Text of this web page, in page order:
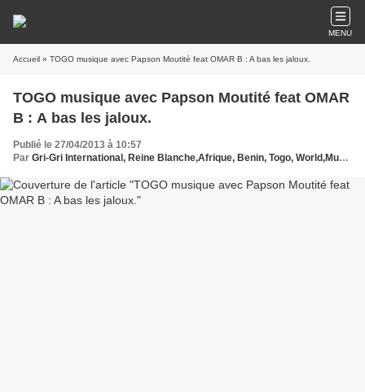
MENU
Accueil » TOGO musique avec Papson Moutité feat OMAR B : A bas les jaloux.
TOGO musique avec Papson Moutité feat OMAR
B : A bas les jaloux.
Publié le 27/04/2013 à 10:57
Par Gri-Gri International, Reine Blanche,Afrique, Benin, Togo, World,Musique, Régis KOLE, Dom Tom, EU, Régis Kole, Festival Emergenzama, Benin, GIBUS Club, Togo, Papson Moutité feat OMAR Bsolange Oussou